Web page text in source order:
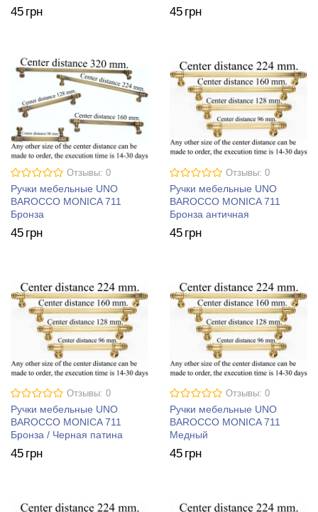
45 грн 45 грн
Отзывы: 0
Ручки мебельные UNO
BAROCCO MONICA 711
Бронза
45 грн
Отзывы: 0
Ручки мебельные UNO
BAROCCO MONICA 711
Бронза античная
45 грн
Отзывы: 0
Ручки мебельные UNO
BAROCCO MONICA 711
Бронза / Черная патина
45 грн
Отзывы: 0
Ручки мебельные UNO
BAROCCO MONICA 711
Медный
45 грн